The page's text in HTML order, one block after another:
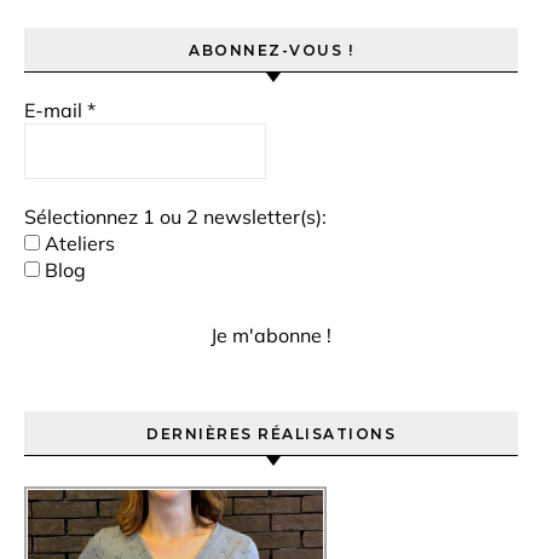
ABONNEZ-VOUS !
E-mail *
Sélectionnez 1 ou 2 newsletter(s):
Ateliers
Blog
DERNIÈRES RÉALISATIONS